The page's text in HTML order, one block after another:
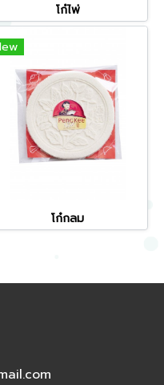
โก๋ไพ่
โก๋กลม